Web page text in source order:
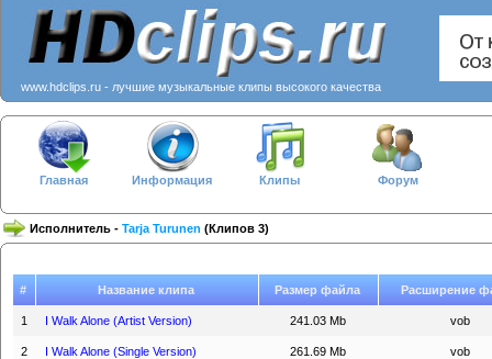
www.hdclips.ru - лучшие музыкальные клипы высокого качества
Главная Информация Клипы Форум
Исполнитель - Tarja Turunen (Клипов 3)
# Название клипа Размер файла Расширение
1 I Walk Alone (Artist Version) 241.03 Mb vob
2 I Walk Alone (Single Version) 261.69 Mb vob